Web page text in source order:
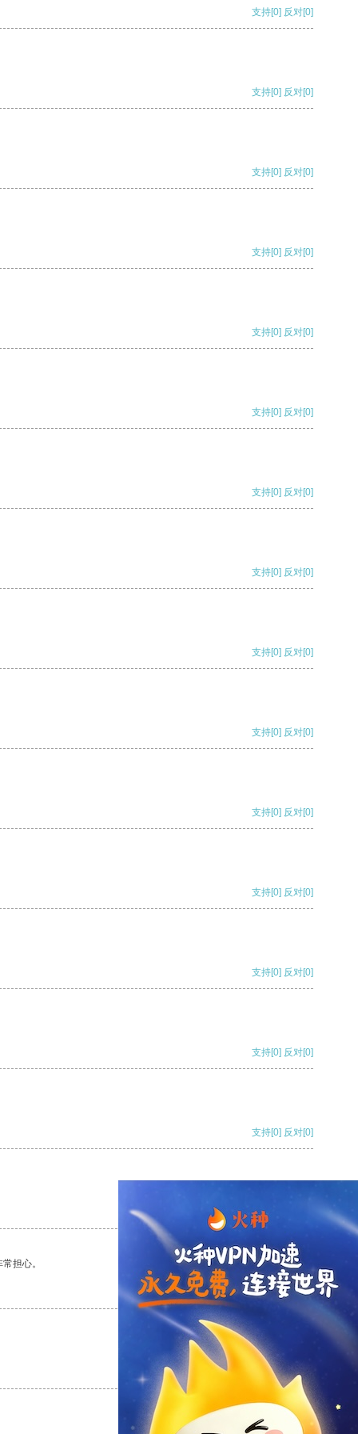
支持[0] 反对[0]
支持[0] 反对[0]
支持[0] 反对[0]
支持[0] 反对[0]
支持[0] 反对[0]
支持[0] 反对[0]
支持[0] 反对[0]
支持[0] 反对[0]
支持[0] 反对[0]
支持[0] 反对[0]
支持[0] 反对[0]
支持[0] 反对[0]
支持[0] 反对[0]
支持[0] 反对[0]
支持[0] 反对[0]
支持
担心。
支持[0] 反对[0]
支持[0] 反对[0]